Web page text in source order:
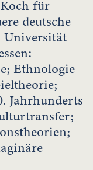
für
deutsche
Universität
Ethnologie
Jahrhunderts